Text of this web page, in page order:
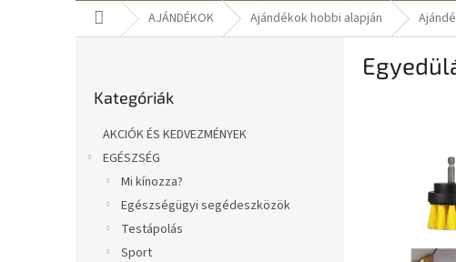
KezdőlapAJÁNDÉKOK Ajándékok hobbi alapján
átugrása
Kategóriák
AKCIÓK ÉS KEDVEZMÉNYEK
EGÉSZSÉG
Mi kínozza?
Egészségügyi segédeszközök
Testápolás
Sport